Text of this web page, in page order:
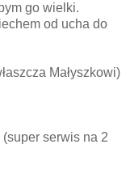
go wielki.
od ucha do
Małyszkowi)
(super serwis na 2